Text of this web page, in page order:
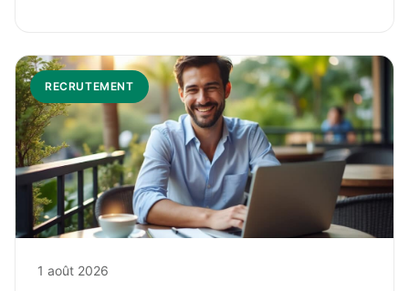
RECRUTEMENT
1 août 2026